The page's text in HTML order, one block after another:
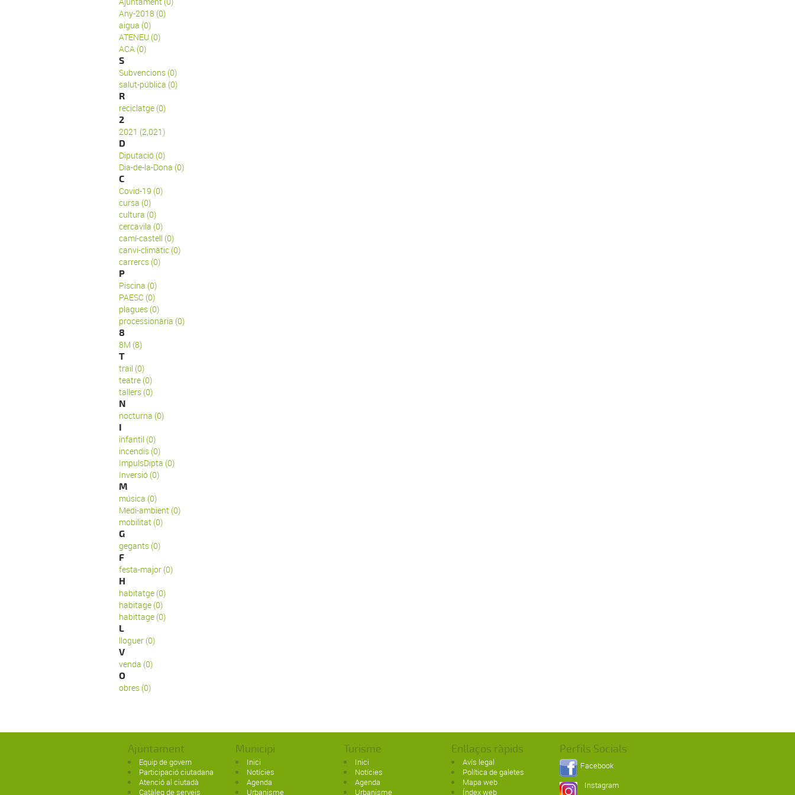
Any-2018 (0)
aigua (0)
ATENEU (0)
ACA (0)
S
Subvencions (0)
salut-pública (0)
R
reciclatge (0)
2
2021 (2,021)
D
Diputació (0)
Dia-de-la-Dona (0)
C
Covid-19 (0)
cursa (0)
cultura (0)
cercavila (0)
camí-castell (0)
canvi-climàtic (0)
carrercs (0)
P
Piscina (0)
PAESC (0)
plagues (0)
processionària (0)
8
8M (8)
T
trail (0)
teatre (0)
tallers (0)
N
nocturna (0)
I
infantil (0)
incendis (0)
ImpulsDipta (0)
Inversió (0)
M
música (0)
Medi-ambient (0)
mobilitat (0)
G
gegants (0)
F
festa-major (0)
H
habitatge (0)
habitage (0)
habittage (0)
L
lloguer (0)
V
venda (0)
O
obres (0)
Ajuntament
Equip de govern
Participació ciutadana
Atenció al ciutadà
Catàleg de serveis
Municipi
Inici
Notícies
Agenda
Urbanisme
Turisme
Inici
Notícies
Agenda
Urbanisme
Enllaços ràpids
Avís legal
Política de galetes
Mapa web
Índex web
Perfils Socials
Facebook
Instagram